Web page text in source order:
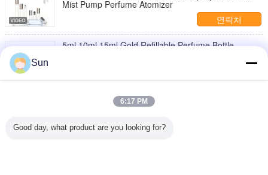
Mist Pump Perfume Atomizer
연락처
5ml 10ml 15ml Gold Refillable Perfume Bottle
5ml 10ml 15ml Perfume Dispenser Bottle Perfume
Sample Empty Bottle Glass Spray Bottle
Sun
6:17 PM
Good day, what product are you looking for?